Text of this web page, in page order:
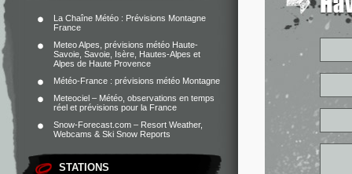
La Chaîne Météo : Prévisions Montagne
France
Meteo Alpes, prévisions météo Haute-
Savoie, Savoie, Isère, Hautes-Alpes et
Alpes de Haute Provence
Météo-France : prévisions météo Montagne
Meteociel – Météo, observations en temps
réel et prévisions pour la France
Snow-Forecast.com – Resort Weather,
Webcams & Ski Snow Reports
STATIONS